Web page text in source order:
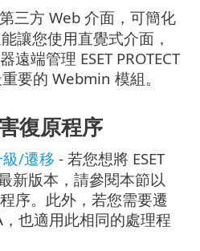
三方 Web 介面，可簡化
讓您使用直覺式介面，
遠端管理 ESET PROTECT
要的 Webmin 模組。
復原程序
級/遷移 - 若您想將 ESET
新版本，請參閱本節以
序。此外，若您需要遷
，也適用此相同的處理程